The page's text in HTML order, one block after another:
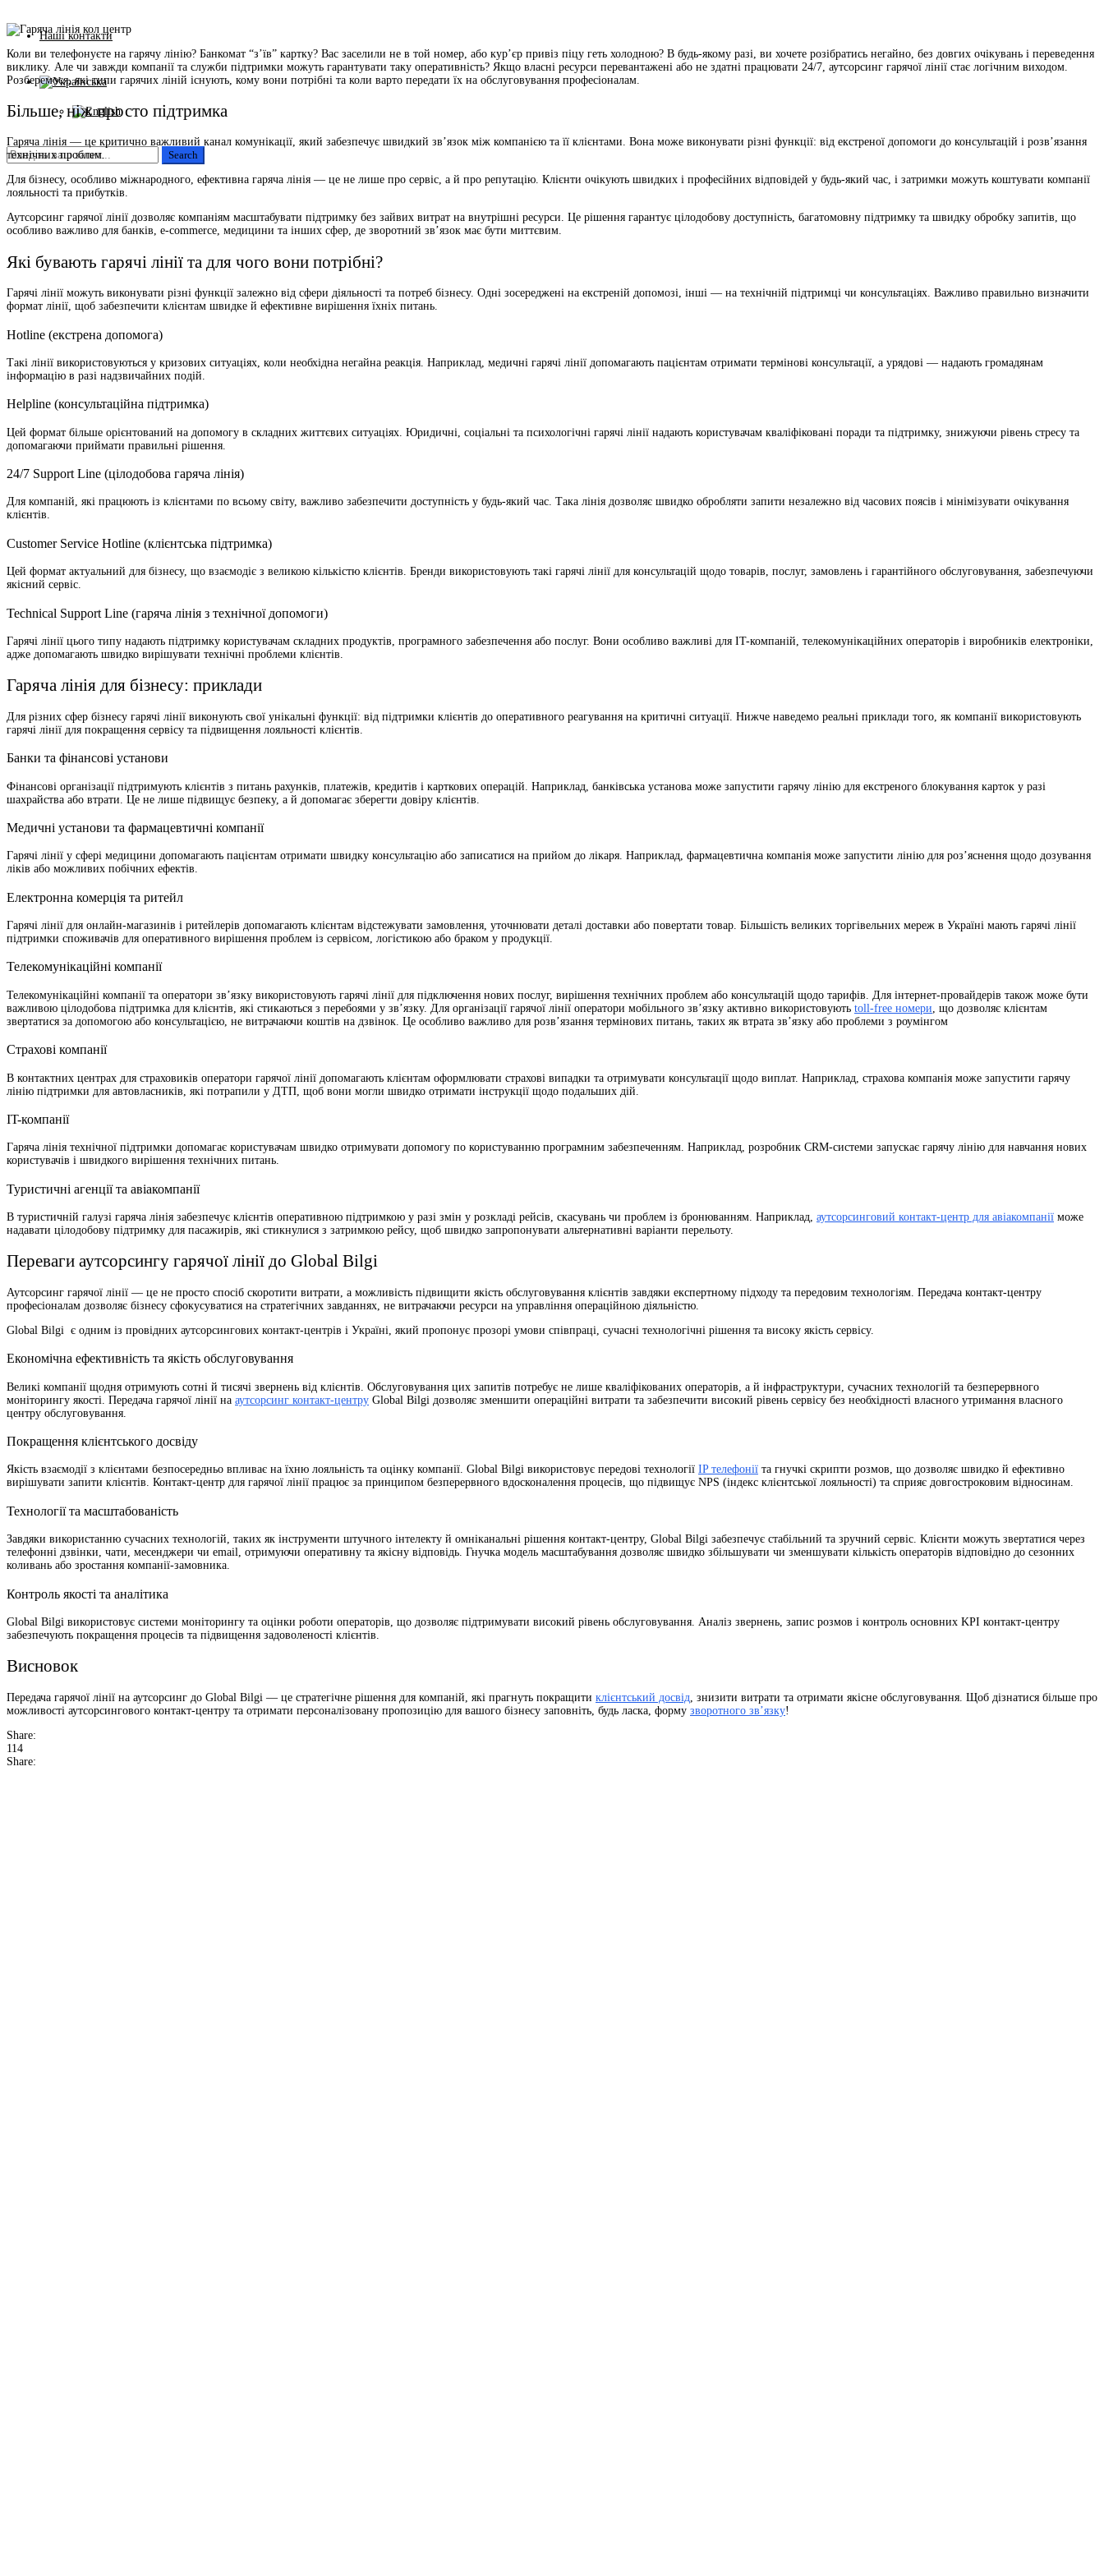
Наші контакти
Dmytro Serbeniuk
Коли ви телефонуєте на гарячу лінію? Банкомат “з’їв” картку? Вас заселили не в той номер, або кур’єр привіз піцу геть холодною? В будь-якому разі, ви хочете розібратись негайно, без довгих очікувань і переведення
виклику. Але чи завжди компанії та служби підтримки можуть гарантувати таку оперативність? Якщо власні ресурси перевантажені або не здатні працювати 24/7, аутсорсинг гарячої лінії стає логічним виходом.
Розберемося, які типи гарячих ліній існують, кому вони потрібні та коли варто передати їх на обслуговування професіоналам.
Більше, ніж просто підтримка
Гаряча лінія — це критично важливий канал комунікації, який забезпечує швидкий зв’язок між компанією та її клієнтами. Вона може виконувати різні функції: від екстреної допомоги до консультацій і розв’язання
технічних проблем.
Для бізнесу, особливо міжнародного, ефективна гаряча лінія — це не лише про сервіс, а й про репутацію. Клієнти очікують швидких і професійних відповідей у будь-який час, і затримки можуть коштувати компанії
лояльності та прибутків.
Аутсорсинг гарячої лінії дозволяє компаніям масштабувати підтримку без зайвих витрат на внутрішні ресурси. Це рішення гарантує цілодобову доступність, багатомовну підтримку та швидку обробку запитів, що
особливо важливо для банків, e-commerce, медицини та інших сфер, де зворотний зв’язок має бути миттєвим.
Які бувають гарячі лінії та для чого вони потрібні?
Гарячі лінії можуть виконувати різні функції залежно від сфери діяльності та потреб бізнесу. Одні зосереджені на екстреній допомозі, інші — на технічній підтримці чи консультаціях. Важливо правильно визначити
формат лінії, щоб забезпечити клієнтам швидке й ефективне вирішення їхніх питань.
Hotline (екстрена допомога)
Такі лінії використовуються у кризових ситуаціях, коли необхідна негайна реакція. Наприклад, медичні гарячі лінії допомагають пацієнтам отримати термінові консультації, а урядові — надають громадянам
інформацію в разі надзвичайних подій.
Helpline (консультаційна підтримка)
Цей формат більше орієнтований на допомогу в складних життєвих ситуаціях. Юридичні, соціальні та психологічні гарячі лінії надають користувачам кваліфіковані поради та підтримку, знижуючи рівень стресу та
допомагаючи приймати правильні рішення.
24/7 Support Line (цілодобова гаряча лінія)
Для компаній, які працюють із клієнтами по всьому світу, важливо забезпечити доступність у будь-який час. Така лінія дозволяє швидко обробляти запити незалежно від часових поясів і мінімізувати очікування
клієнтів.
Customer Service Hotline (клієнтська підтримка)
Цей формат актуальний для бізнесу, що взаємодіє з великою кількістю клієнтів. Бренди використовують такі гарячі лінії для консультацій щодо товарів, послуг, замовлень і гарантійного обслуговування, забезпечуючи
якісний сервіс.
Technical Support Line (гаряча лінія з технічної допомоги)
Гарячі лінії цього типу надають підтримку користувачам складних продуктів, програмного забезпечення або послуг. Вони особливо важливі для IT-компаній, телекомунікаційних операторів і виробників електроніки,
адже допомагають швидко вирішувати технічні проблеми клієнтів.
Гаряча лінія для бізнесу: приклади
Для різних сфер бізнесу гарячі лінії виконують свої унікальні функції: від підтримки клієнтів до оперативного реагування на критичні ситуації. Нижче наведемо реальні приклади того, як компанії використовують
гарячі лінії для покращення сервісу та підвищення лояльності клієнтів.
Банки та фінансові установи
Фінансові організації підтримують клієнтів з питань рахунків, платежів, кредитів і карткових операцій. Наприклад, банківська установа може запустити гарячу лінію для екстреного блокування карток у разі
шахрайства або втрати. Це не лише підвищує безпеку, а й допомагає зберегти довіру клієнтів.
Медичні установи та фармацевтичні компанії
Гарячі лінії у сфері медицини допомагають пацієнтам отримати швидку консультацію або записатися на прийом до лікаря. Наприклад, фармацевтична компанія може запустити лінію для роз’яснення щодо дозування
ліків або можливих побічних ефектів.
Електронна комерція та ритейл
Гарячі лінії для онлайн-магазинів і ритейлерів допомагають клієнтам відстежувати замовлення, уточнювати деталі доставки або повертати товар. Більшість великих торгівельних мереж в Україні мають гарячі лінії
підтримки споживачів для оперативного вирішення проблем із сервісом, логістикою або браком у продукції.
Телекомунікаційні компанії
Телекомунікаційні компанії та оператори зв’язку використовують гарячі лінії для підключення нових послуг, вирішення технічних проблем або консультацій щодо тарифів. Для інтернет-провайдерів також може бути
важливою цілодобова підтримка для клієнтів, які стикаються з перебоями у зв’язку. Для організації гарячої лінії оператори мобільного зв’язку активно використовують toll-free номери , що дозволяє клієнтам
звертатися за допомогою або консультацією, не витрачаючи коштів на дзвінок. Це особливо важливо для розв’язання термінових питань, таких як втрата зв’язку або проблеми з роумінгом
Страхові компанії
В контактних центрах для страховиків оператори гарячої лінії допомагають клієнтам оформлювати страхові випадки та отримувати консультації щодо виплат. Наприклад, страхова компанія може запустити гарячу
лінію підтримки для автовласників, які потрапили у ДТП, щоб вони могли швидко отримати інструкції щодо подальших дій.
IT-компанії
Гаряча лінія технічної підтримки допомагає користувачам швидко отримувати допомогу по користуванню програмним забезпеченням. Наприклад, розробник CRM-системи запускає гарячу лінію для навчання нових
користувачів і швидкого вирішення технічних питань.
Туристичні агенції та авіакомпанії
В туристичній галузі гаряча лінія забезпечує клієнтів оперативною підтримкою у разі змін у розкладі рейсів, скасувань чи проблем із бронюванням. Наприклад, аутсорсинговий контакт-центр для авіакомпанії може
надавати цілодобову підтримку для пасажирів, які стикнулися з затримкою рейсу, щоб швидко запропонувати альтернативні варіанти перельоту.
Переваги аутсорсингу гарячої лінії до Global Bilgi
Аутсорсинг гарячої лінії — це не просто спосіб скоротити витрати, а можливість підвищити якість обслуговування клієнтів завдяки експертному підходу та передовим технологіям. Передача контакт-центру
професіоналам дозволяє бізнесу сфокусуватися на стратегічних завданнях, не витрачаючи ресурси на управління операційною діяльністю.
Global Bilgi є одним із провідних аутсорсингових контакт-центрів і Україні, який пропонує прозорі умови співпраці, сучасні технологічні рішення та високу якість сервісу.
Економічна ефективність та якість обслуговування
Великі компанії щодня отримують сотні й тисячі звернень від клієнтів. Обслуговування цих запитів потребує не лише кваліфікованих операторів, а й інфраструктури, сучасних технологій та безперервного
моніторингу якості. Передача гарячої лінії на аутсорсинг контакт-центру Global Bilgi дозволяє зменшити операційні витрати та забезпечити високий рівень сервісу без необхідності власного утримання власного
центру обслуговування.
Покращення клієнтського досвіду
Якість взаємодії з клієнтами безпосередньо впливає на їхню лояльність та оцінку компанії. Global Bilgi використовує передові технології IP телефонії та гнучкі скрипти розмов, що дозволяє швидко й ефективно
вирішувати запити клієнтів. Контакт-центр для гарячої лінії працює за принципом безперервного вдосконалення процесів, що підвищує NPS (індекс клієнтської лояльності) та сприяє довгостроковим відносинам.
Технології та масштабованість
Завдяки використанню сучасних технологій, таких як інструменти штучного інтелекту й омніканальні рішення контакт-центру, Global Bilgi забезпечує стабільний та зручний сервіс. Клієнти можуть звертатися через
телефонні дзвінки, чати, месенджери чи email, отримуючи оперативну та якісну відповідь. Гнучка модель масштабування дозволяє швидко збільшувати чи зменшувати кількість операторів відповідно до сезонних
коливань або зростання компанії-замовника.
Контроль якості та аналітика
Global Bilgi використовує системи моніторингу та оцінки роботи операторів, що дозволяє підтримувати високий рівень обслуговування. Аналіз звернень, запис розмов і контроль основних KPI контакт-центру
забезпечують покращення процесів та підвищення задоволеності клієнтів.
Висновок
Передача гарячої лінії на аутсорсинг до Global Bilgi — це стратегічне рішення для компаній, які прагнуть покращити клієнтський досвід , знизити витрати та отримати якісне обслуговування. Щоб дізнатися більше про
можливості аутсорсингового контакт-центру та отримати персоналізовану пропозицію для вашого бізнесу заповніть, будь ласка, форму зворотного зв’язку!
Share:
114
Share: